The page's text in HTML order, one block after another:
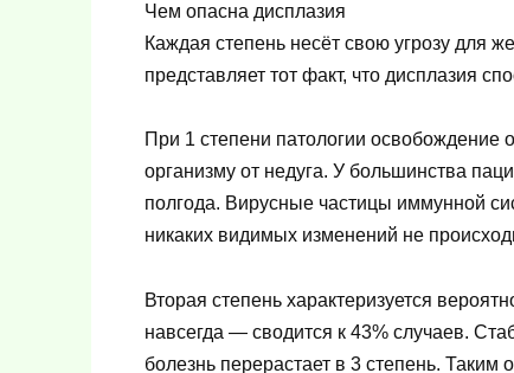
Чем опасна дисплазия
Каждая степень несёт свою угрозу для
представляет тот факт, что дисплазия
При 1 степени патологии освобождение
организму от недуга. У большинства
полгода. Вирусные частицы иммунной
никаких видимых изменений не
Вторая степень характеризуется
навсегда — сводится к 43% случаев.
болезнь перерастает в 3 степень.